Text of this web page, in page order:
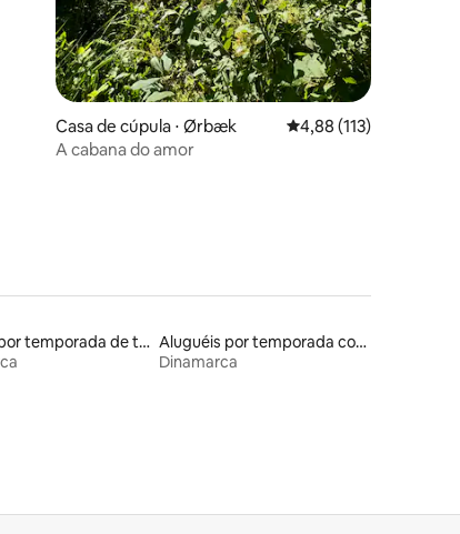
Casa de cúpula ⋅ Ørbæk 4,88 de uma avaliação
4,88 (113)
A cabana do amor
Aluguel por temporada de tendas
Aluguéis por temporada com café da manhã
Dinamarca